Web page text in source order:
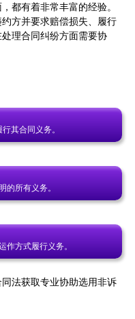
都有着非常丰富的经验。
方并要求赔偿损失、履行
理合同纠纷方面需要协
其合同义务。
的所有义务。
作方式履行义务。
法获取专业协助选用非诉